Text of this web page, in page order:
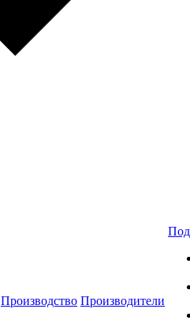
Производство Производители